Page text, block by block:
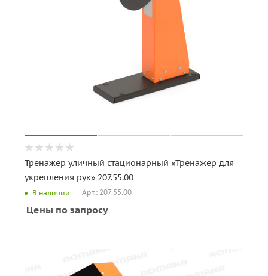
Тренажер уличный стационарный «Тренажер для
укрепления рук» 207.55.00
В наличии Арт.: 207.55.00
Цены по запросу